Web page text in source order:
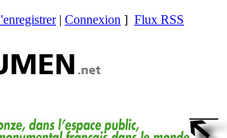
| Connexion ] Flux RSS